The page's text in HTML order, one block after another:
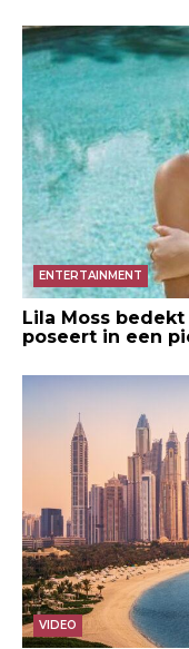
ENTERTAINMENT
Lila Moss
poseert in een
VIDEO